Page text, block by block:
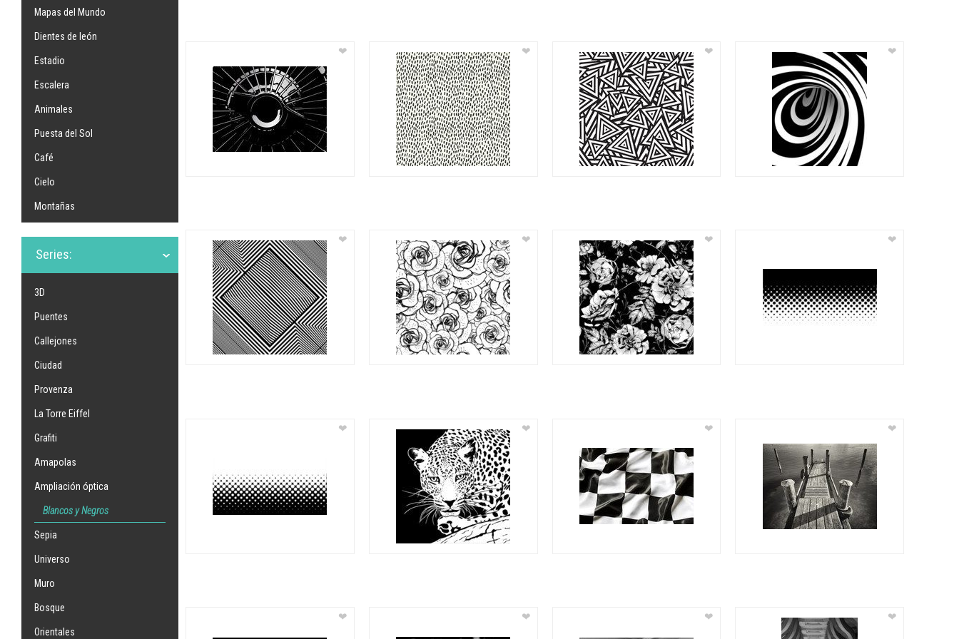
Mapas del Mundo
Dientes de león
Estadio
Escalera
Animales
Puesta del Sol
Café
Cielo
Montañas
Series:
3D
Puentes
Callejones
Ciudad
Provenza
La Torre Eiffel
Grafiti
Amapolas
Ampliación óptica
Blancos y Negros
Sepia
Universo
Muro
Bosque
Orientales
❤ ❤ ❤ ❤
❤ ❤ ❤ ❤
❤ ❤ ❤ ❤
❤ ❤ ❤ ❤